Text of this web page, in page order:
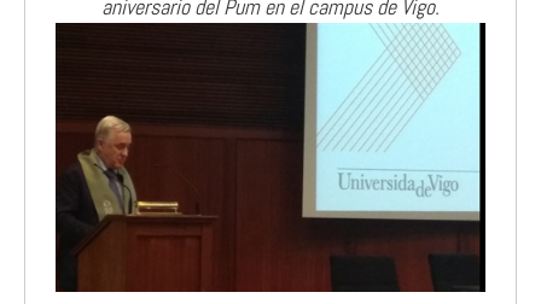
aniversario del Pum en el campus de Vigo.